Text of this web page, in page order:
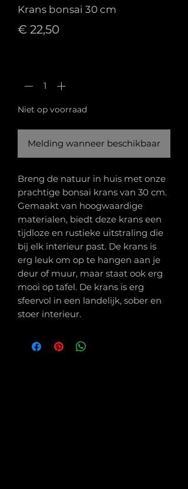
Krans bonsai 30 cm
€ 22,50Prijs
Niet op voorraad
Melding wanneer beschikbaar
Breng de natuur in huis met onze
prachtige bonsai krans van 30 cm.
Gemaakt van hoogwaardige
materialen, biedt deze krans een
tijdloze en rustieke uitstraling die
bij elk interieur past. De krans is
erg leuk om op te hangen aan je
deur of muur, maar staat ook erg
mooi op tafel. De krans is erg
sfeervol in een landelijk, sober en
stoer interieur.